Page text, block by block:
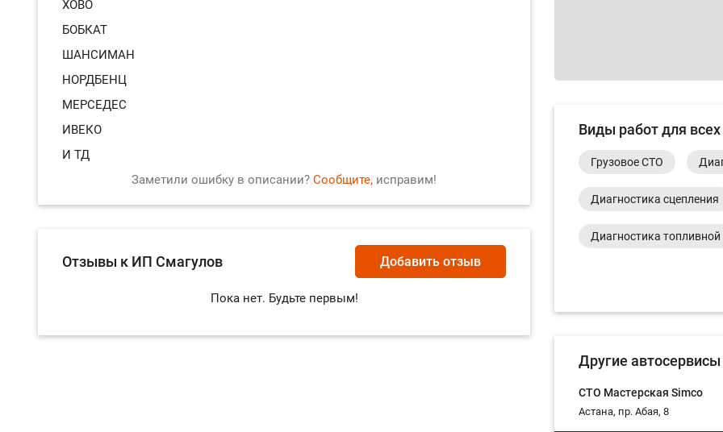
ХОВО
БОБКАТ
ШАНСИМАН
НОРДБЕНЦ
МЕРСЕДЕС
ИВЕКО
И ТД
Заметили ошибку в описании? Сообщите, исправим!
Отзывы к ИП Смагулов Добавить отзыв
Пока нет. Будьте первым!
Виды работ для
Грузовое СТО
Диагностика сцепления
Диагностика
Диагностика
Замена автоламп
Замена водяной помпы
Другие
СТО Мастерская Simco
Астана, пр. Абая, 8